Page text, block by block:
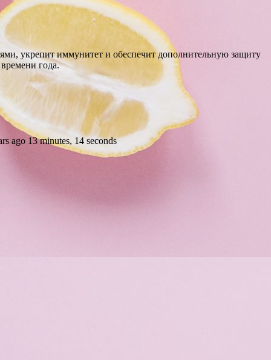
укрепит иммунитет и обеспечит дополнительную защиту
года.
ago 13 minutes, 14 seconds